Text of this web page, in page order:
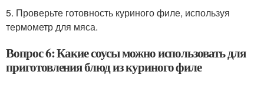
5. Проверьте готовность куриного филе, используя
термометр для мяса.
Вопрос 6: Какие соусы можно использовать для
приготовления блюд из куриного филе